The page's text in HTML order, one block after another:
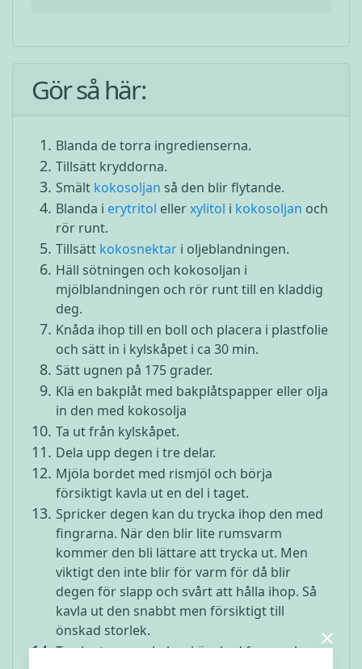
Gör så här:
Blanda de torra ingredienserna.
Tillsätt kryddorna.
Smält kokosoljan så den blir flytande.
Blanda i erytritol ellerxylitol i kokosoljan och
rör runt.
Tillsätt kokosnektar i oljeblandningen.
Häll sötningen och kokosoljan i
mjölblandningen och rör runt till en kladdig
deg.
Knåda ihop till en boll och placera i plastfolie
och sätt in i kylskåpet i ca 30 min.
Sätt ugnen på 175 grader.
Klä en bakplåt med bakplåtspapper eller olja
in den med kokosolja
Ta ut från kylskåpet.
Dela upp degen i tre delar.
Mjöla bordet med rismjöl och börja
försiktigt kavla ut en del i taget.
Spricker degen kan du trycka ihop den med
fingrarna. När den blir lite rumsvarm
kommer den bli lättare att trycka ut. Men
viktigt den inte blir för varm för då blir
degen för slapp och svårt att hålla ihop. Så
kavla ut den snabbt men försiktigt till
önskad storlek.
Tryck ut pepparkakor i önskad form och